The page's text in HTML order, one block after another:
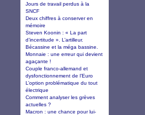
Jours de travail perdus à la
SNCF
Deux chiffres à conserver en
mémoire
Steven Koonin : « La part
d’incertitude ». L’artilleur.
Bécassine et la méga bassine.
Monnaie : une erreur qui devient
agaçante !
Couple franco-allemand et
dysfonctionnement de l’Euro
L’option problématique du tout
électrique
Comment analyser les grèves
actuelles ?
Macron : une chance pour lui-